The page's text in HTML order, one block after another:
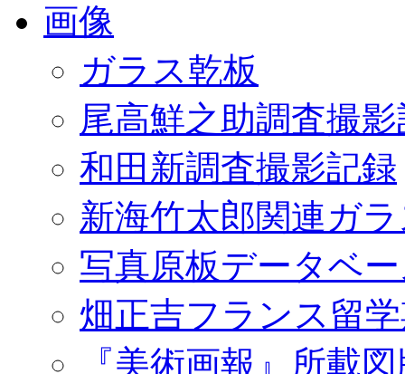
画像
ガラス乾板
尾高鮮之助調査撮
和田新調査撮影記録
新海竹太郎関連ガ
写真原板データベ
畑正吉フランス留
『美術画報』所載